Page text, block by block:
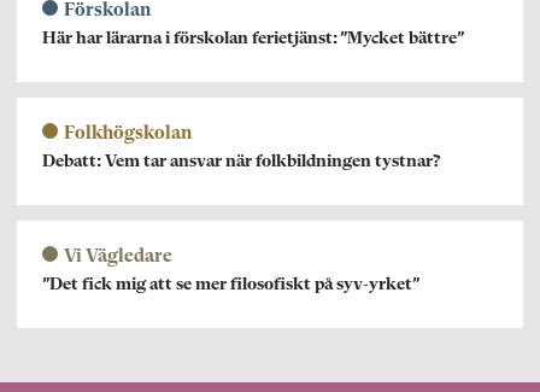
Förskolan
Här har lärarna i förskolan ferietjänst: ”Mycket bättre”
Folkhögskolan
Debatt: Vem tar ansvar när folkbildningen tystnar?
Vi Vägledare
”Det fick mig att se mer filosofiskt på syv-yrket”